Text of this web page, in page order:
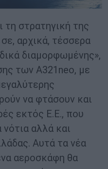
τη στρατηγική της
αρχικά, τέσσερα
διαμορφωμένης»,
των A321neo, με
να φτάσουν και
εκτός Ε.Ε., που
αλλά και
Αυτά τα νέα
αεροσκάφη θα